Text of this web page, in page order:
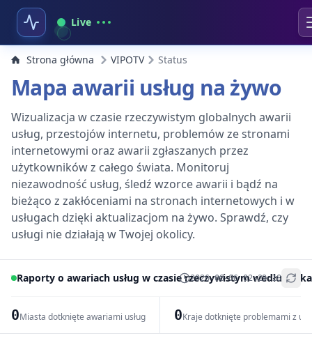
Live
Strona główna VIPOTV Status
Mapa awarii usług na żywo
Wizualizacja w czasie rzeczywistym globalnych awarii
usług, przestojów internetu, problemów ze stronami
internetowymi oraz awarii zgłaszanych przez
użytkowników z całego świata. Monitoruj
niezawodność usług, śledź wzorce awarii i bądź na
bieżąco z zakłóceniami na stronach internetowych i w
usługach dzięki aktualizacjom na żywo. Sprawdź, czy
usługi nie działają w Twojej okolicy.
Raporty o awariach usług w czasie rzeczywistym według
2026-08-06 02:29:18
0Miasta dotknięte awariami usług 0Kraje dotknięte problemami z
+